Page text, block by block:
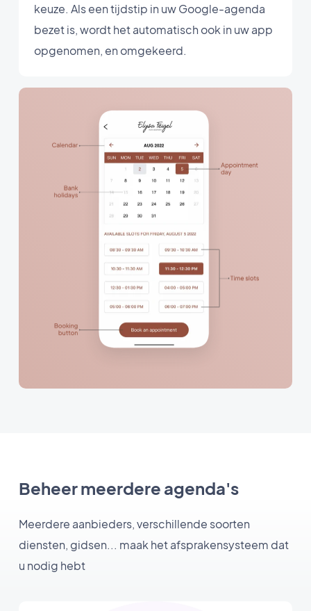
keuze. Als een tijdstip in uw Google-agenda
bezet is, wordt het automatisch ook in uw app
opgenomen, en omgekeerd.
Beheer meerdere agenda's
Meerdere aanbieders, verschillende soorten
diensten, gidsen... maak het afsprakensysteem dat
u nodig hebt